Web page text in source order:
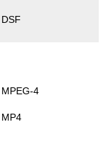
DSF
MPEG-4
MP4